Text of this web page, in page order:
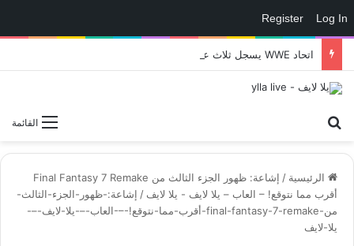
Log In
Register
القائمة
الرئيسية /
إشاعة: ظهور الجزء الثالث من Final Fantasy 7 Remake
أقرب مما نتوقع! – العاب – يلا لايف - يلا لايف / إشاعة:-ظهور-الجزء-الثالث-
من-final-fantasy-7-remake-أقرب-مما-نتوقع!-–-العاب-–-يلا-لايف-–-
يلا-لايف